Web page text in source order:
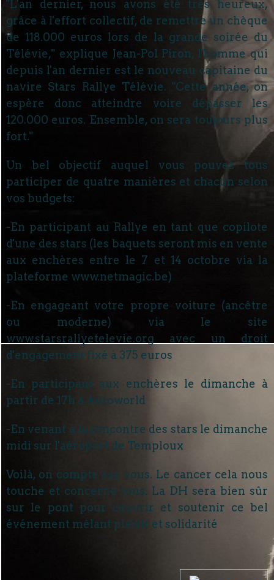
"L'an dernier, nous avons été très heureux,
grâce à l'effort collectif, de remettre un chèque
de 118.000 euros lors de la grande soirée du
Télévie," explique Jean-Pol Piron, l'homme qui
depuis l'an dernier est le nouveau capitaine du
navire Stars Rallye Télévie. "Cette année, on
espère donc atteindre voire dépasser les
120.000 euros. Ensemble, on sera toujours plus
fort."
Un bel objectif auquel vous pouvez tous
participer de quatre manières et chacun selon
vos budgets:
-En participant au Rallye en tant que copilote
d'une des stars (les baquets seront mis en vente
aux enchères entre le 7 et 14 octobre via la
plateforme www.netmagic.be)
-En engageant votre propre voiture (ancêtre
ou moderne) via le site
www.starsrallyetelevie.org avec un droit
d'engagement fixé à 375 euros
-En participant aux enchères le dimanche à
partir de 17h à Autoworld
-En venant à la rencontre des stars le dimanche
midi sur l'aéroport de Temploux
Voilà, on compte sur vous. Le cancer cela nous
touche et concerne tous. La DH sera bien sûr
sur le pont pour couvrir et soutenir ce bel
événement mêlant plaisir et solidarité